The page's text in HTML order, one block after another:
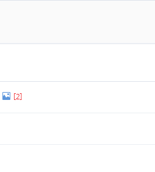
[2]